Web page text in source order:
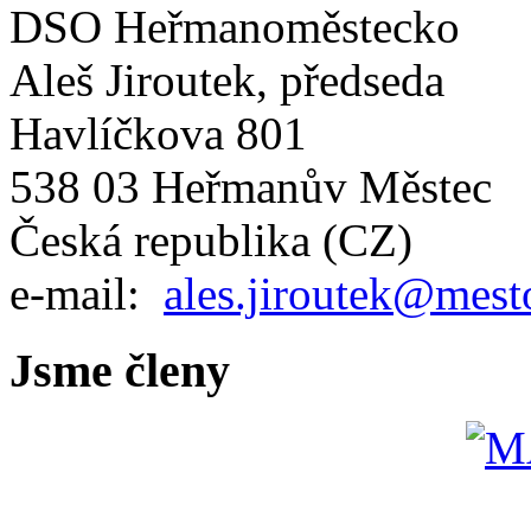
DSO Heřmanoměstecko
Aleš Jiroutek, předseda
Havlíčkova 801
538 03 Heřmanův Městec
Česká republika (CZ)
e-mail:
Jsme členy